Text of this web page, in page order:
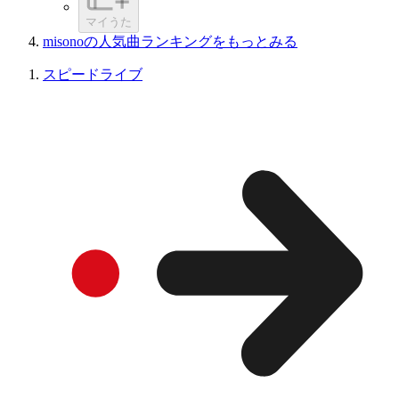
マイうた
misonoの人気曲ランキングをもっとみる
スピードライブ